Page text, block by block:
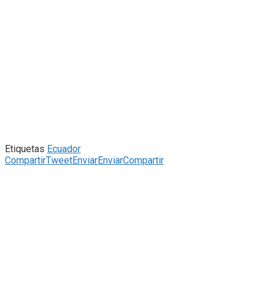
Etiquetas Ecuador
CompartirTweetEnviarEnviarCompartir